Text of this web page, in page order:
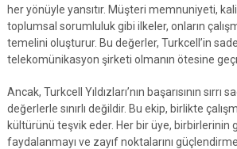
her yönüyle yansıtır. Müşteri memnuniyeti,
toplumsal sorumluluk gibi ilkeler, onların
temelini oluşturur. Bu değerler, Turkcell’in
telekomünikasyon şirketi olmanın ötesine
Ancak, Turkcell Yıldızları’nın başarısının sırrı
değerlerle sınırlı değildir. Bu ekip, birlikte
kültürünü teşvik eder. Her bir üye, birbirlerinin
faydalanmayı ve zayıf noktalarını